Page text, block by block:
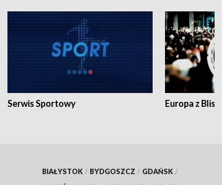
Serwis Sportowy Europa z
BIAŁYSTOK / BYDGOSZCZ / GDAŃSK /